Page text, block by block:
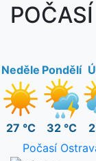
Neděle
27 °C
Pondělí
32 °C
Počasí